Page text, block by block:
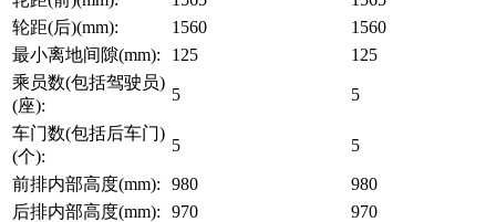
轮距(后)(mm):
1560
1560
最小离地间隙(mm):
125
125
乘员数(包括驾驶员)
(座):
5 5
车门数(包括后车门)
(个):
5 5
前排内部高度(mm): 980
980
后排内部高度(mm):
970
970